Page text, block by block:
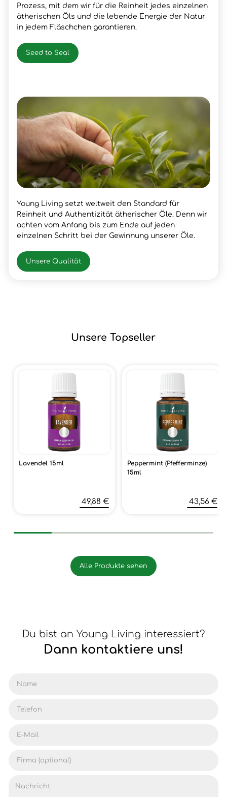
Prozess, mit dem wir für die Reinheit jedes einzelnen
ätherischen Öls und die lebende Energie der Natur
in jedem Fläschchen garantieren.
Seed to Seal
Young Living setzt weltweit den Standard für
Reinheit und Authentizität ätherischer Öle. Denn wir
achten vom Anfang bis zum Ende auf jeden
einzelnen Schritt bei der Gewinnung unserer Öle.
Unsere Qualität
Unsere Topseller
Lavendel 15ml
49,88 €
Peppermint (Pfefferminze)
15ml
43,56 €
Alle Produkte sehen
Du bist an Young Living interessiert?
Dann kontaktiere uns!